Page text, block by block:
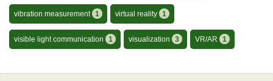
vibration measurement 1 virtual reality 1
visible light communication 1 visualization 3 VR/AR 1